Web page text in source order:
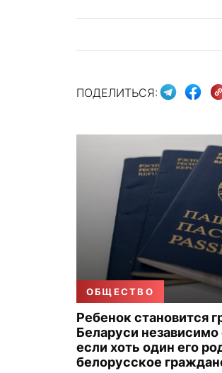
ПОДЕЛИТЬСЯ:
ОБЩЕСТВО
Ребенок становится
Беларуси
если хоть один его
белорусское